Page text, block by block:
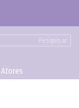
Pesquisar
Atores